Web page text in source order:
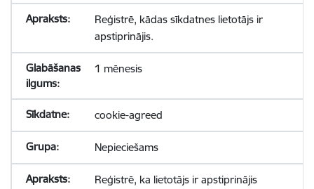
Reģistrē, kādas sīkdatnes lietotājs ir
apstiprinājis.
1 mēnesis
cookie-agreed
Nepieciešams
Reģistrē, ka lietotājs ir apstiprinājis